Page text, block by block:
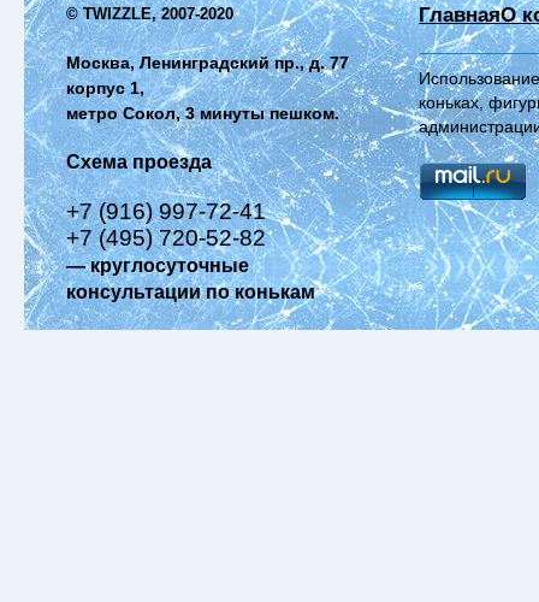
© TWIZZLE, 2007-2020
Москва, Ленинградский пр., д. 77
корпус 1,
метро Сокол, 3 минуты пешком.
Схема проезда
+7 (916) 997-72-41
+7 (495) 720-52-82
— круглосуточные
консультации по конькам
ГлавнаяО
коньках,